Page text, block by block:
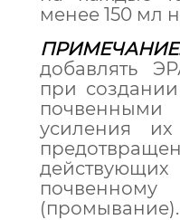
менее 150 мл
добавлять
при
почвенными
усиления
(промывание).